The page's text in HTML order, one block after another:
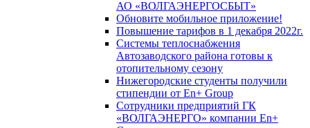
АО «ВОЛГАЭНЕРГОСБЫТ»
Обновите мобильное приложение!
Повышение тарифов в 1 декабря 2022г.
Системы теплоснабжения
Автозаводского района готовы к
отопительному сезону
Нижегородские студенты получили
стипендии от En+ Group
Сотрудники предприятий ГК
«ВОЛГАЭНЕРГО» компании En+